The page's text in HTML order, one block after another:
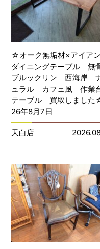
☆オーク無垢材×アイア
ダイニングテーブル 無
ブルックリン 西海岸
ュラル カフェ風 作業
テーブル 買取しまし
26年8月7日
天白店